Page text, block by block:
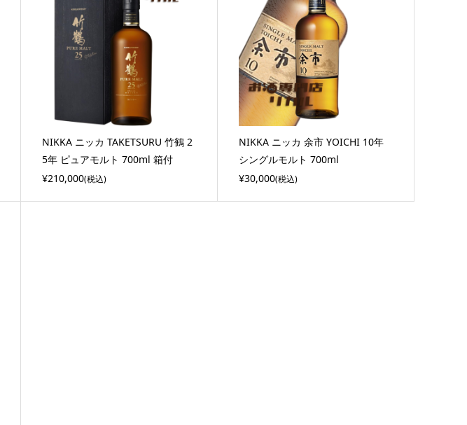
NIKKA ニッカ TAKETSURU 竹鶴 2
5年 ピュアモルト 700ml 箱付
¥210,000(税込)
NIKKA ニッカ 余市 YOICHI 10年
シングルモルト 700ml
¥30,000(税込)